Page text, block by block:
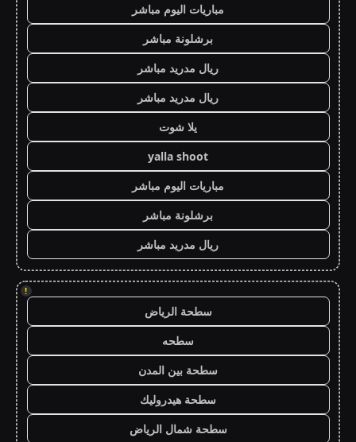
مباريات اليوم مباشر
برشلونة مباشر
ريال مدريد مباشر
ريال مدريد مباشر
يلا شوت
yalla shoot
مباريات اليوم مباشر
برشلونة مباشر
ريال مدريد مباشر
!
سطحة الرياض
سطحه
سطحة بين المدن
سطحة هيدروليك
سطحة شمال الرياض